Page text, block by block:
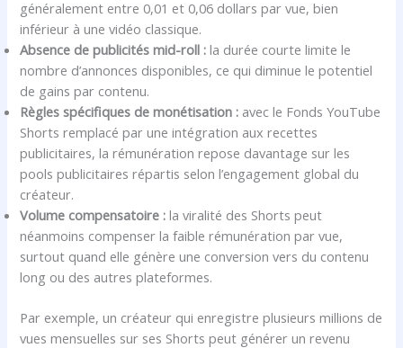
généralement entre 0,01 et 0,06 dollars par vue, bien
inférieur à une vidéo classique.
Absence de publicités mid-roll : la durée courte limite le
nombre d’annonces disponibles, ce qui diminue le potentiel
de gains par contenu.
Règles spécifiques de monétisation : avec le Fonds YouTube
Shorts remplacé par une intégration aux recettes
publicitaires, la rémunération repose davantage sur les
pools publicitaires répartis selon l’engagement global du
créateur.
Volume compensatoire : la viralité des Shorts peut
néanmoins compenser la faible rémunération par vue,
surtout quand elle génère une conversion vers du contenu
long ou des autres plateformes.
Par exemple, un créateur qui enregistre plusieurs millions de
vues mensuelles sur ses Shorts peut générer un revenu